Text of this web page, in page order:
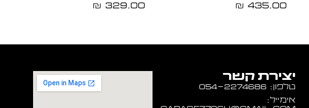
435.00
₪
329.00
₪
יצירת קשר
טלפון: 054-2274686
אימייל: